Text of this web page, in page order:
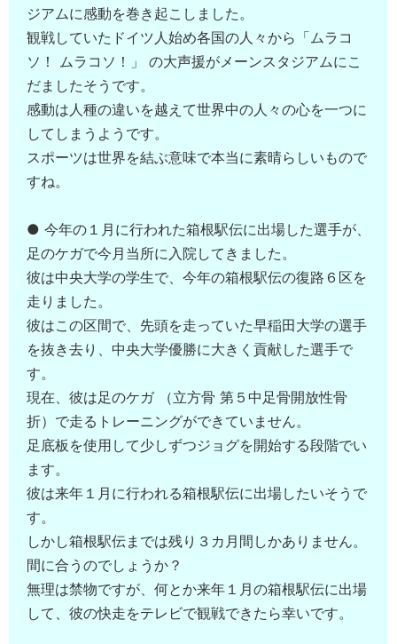
ジアムに感動を巻き起こしました。
観戦していたドイツ人始め各国の人々から「ムラコ
ソ！ ムラコソ！」 の大声援がメーンスタジアムにこ
だましたそうです。
感動は人種の違いを越えて世界中の人々の心を一つに
してしまうようです。
スポーツは世界を結ぶ意味で本当に素晴らしいもので
すね。
● 今年の１月に行われた箱根駅伝に出場した選手が、
足のケガで今月当所に入院してきました。
彼は中央大学の学生で、今年の箱根駅伝の復路６区を
走りました。
彼はこの区間で、先頭を走っていた早稲田大学の選手
を抜き去り、中央大学優勝に大きく貢献した選手で
す。
現在、彼は足のケガ （立方骨 第５中足骨開放性骨
折）で走るトレーニングができていません。
足底板を使用して少しずつジョグを開始する段階でい
ます。
彼は来年１月に行われる箱根駅伝に出場したいそうで
す。
しかし箱根駅伝までは残り３カ月間しかありません。
間に合うのでしょうか？
無理は禁物ですが、何とか来年１月の箱根駅伝に出場
して、彼の快走をテレビで観戦できたら幸いです。